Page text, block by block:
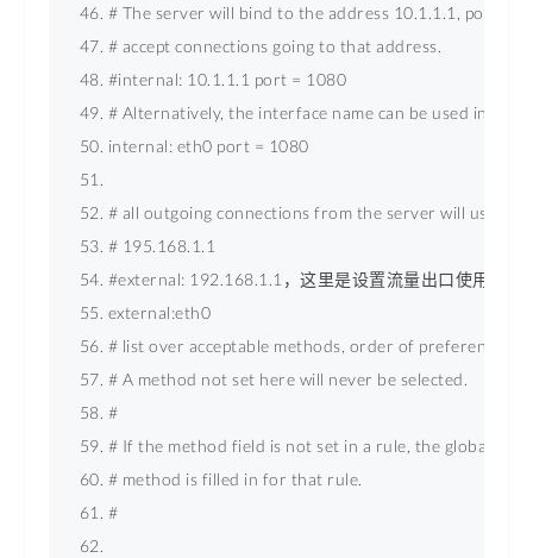
# The server will bind to the address 10.1.1.1, port
# accept connections going to that address.
#internal: 10.1.1.1 port = 1080
# Alternatively, the interface name can be used
internal: eth0 port = 1080
# all outgoing connections from the server will use the
# 195.168.1.1
#external: 192.168.1.1，这里是设置流量出口使用的ip
external:eth0
# list over acceptable methods, order of preference.
# A method not set here will never be selected.
#
# If the method field is not set in a rule, the global
# method is filled in for that rule.
#